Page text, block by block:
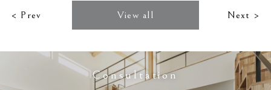
< Prev View all Next >
Consultation